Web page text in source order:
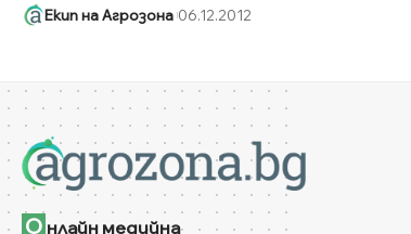
Екип на Агрозона 06.12.2012
О нлайн медийна